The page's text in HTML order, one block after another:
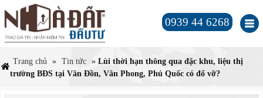
0939 44 6268
Trang chủ » Tin tức »Lùi thời hạn thông qua đặc khu, liệu thị
trường BĐS tại Vân Đồn, Vân Phong, Phú Quốc có đổ vỡ?